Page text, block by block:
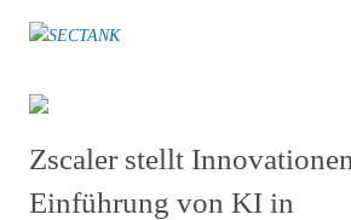
Zscaler stellt
Einführung von KI in